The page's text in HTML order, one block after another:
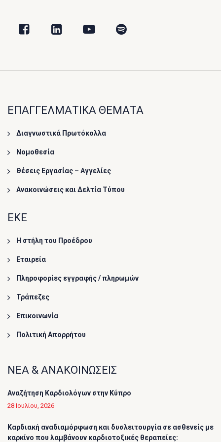
ΕΠΑΓΓΕΛΜΑΤΙΚΑ ΘΕΜΑΤΑ
Διαγνωστικά Πρωτόκολλα
Νομοθεσία
Θέσεις Εργασίας – Αγγελίες
Ανακοινώσεις και Δελτία Τύπου
ΕΚΕ
Η στήλη του Προέδρου
Εταιρεία
Πληροφορίες εγγραφής / πληρωμών
Τράπεζες
Επικοινωνία
Πολιτική Απορρήτου
ΝΕΑ & ΑΝΑΚΟΙΝΩΣΕΙΣ
Αναζήτηση Καρδιολόγων στην Κύπρο
28 Ιουλίου, 2026
Καρδιακή αναδιαμόρφωση και δυσλειτουργία σε ασθενείς με
καρκίνο που λαμβάνουν καρδιοτοξικές θεραπείες: